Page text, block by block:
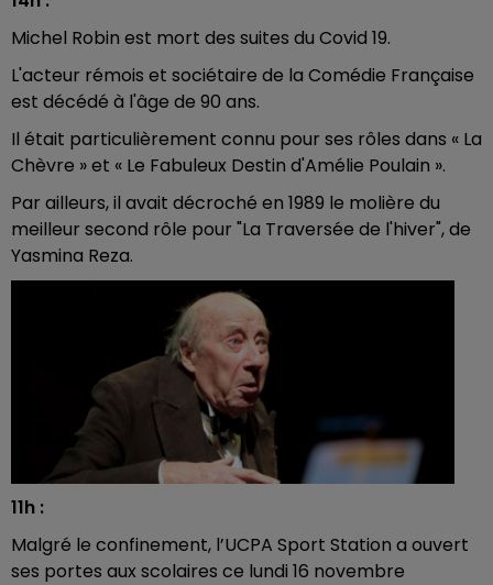
Michel Robin est mort des suites du Covid 19.
L'acteur rémois et sociétaire de la Comédie Française
est décédé à l'âge de 90 ans.
Il était particulièrement connu pour ses rôles dans « La
Chèvre » et « Le Fabuleux Destin d'Amélie Poulain ».
Par ailleurs, il avait décroché en 1989 le molière du
meilleur second rôle pour "La Traversée de l'hiver", de
Yasmina Reza.
11h :
Malgré le confinement, l’UCPA Sport Station a ouvert
ses portes aux scolaires ce lundi 16 novembre